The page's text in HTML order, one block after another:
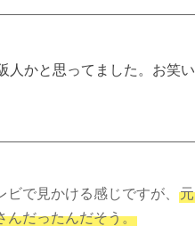
かと思ってました。お笑
ビで見かける感じですが、
んだったんだそう。